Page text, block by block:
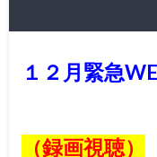
１２月緊急
（録画視聴）